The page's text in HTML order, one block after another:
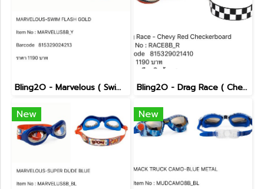
Bling2O - Marvelous ( Swim Flash Gold ) Bling2O - Drag Race ( Chevy Red Checkerboard )
New New